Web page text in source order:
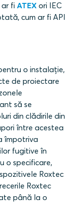
fi ATEX ori IEC
cum ar fi API
o instalație,
de proiectare
să se
din clădirile din
între acestea
împotriva
fugitive în
o specificare,
Roxtec
Roxtec
până la o